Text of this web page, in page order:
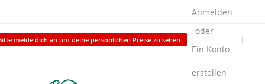
melde dich an um deine persönlichen Preise zu sehen.
Anmelden
Ein Konto
erstellen